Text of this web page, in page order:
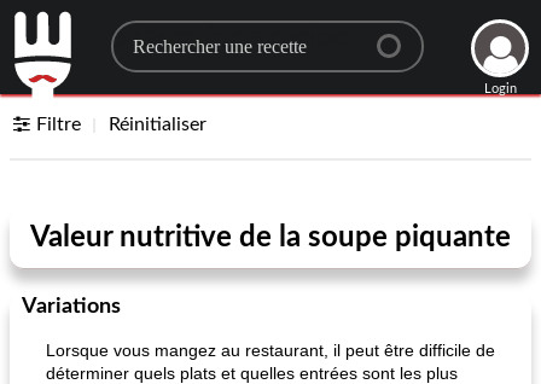
Search for a recipe
Login
Filtre Réinitialiser
Valeur nutritive de la soupe piquante
Variations
Lorsque vous mangez au restaurant, il peut être difficile de
déterminer quels plats et quelles entrées sont les plus